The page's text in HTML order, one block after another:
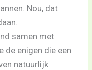
Nou, dat
samen met
de enigen die een
natuurlijk